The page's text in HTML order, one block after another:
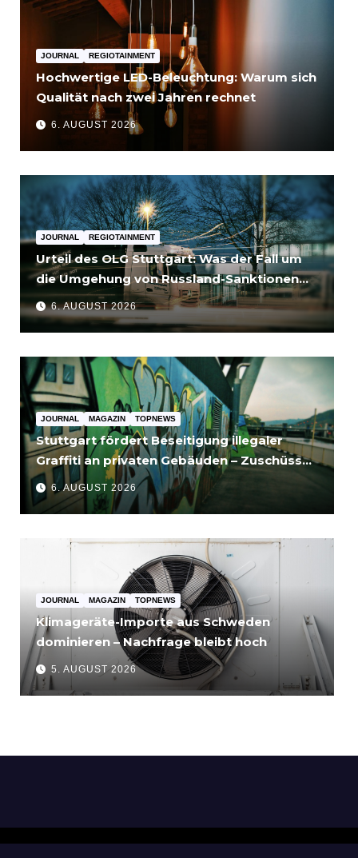
JOURNAL REGIOTAINMENT
Hochwertige LED-Beleuchtung: Warum sich
Qualität nach zwei Jahren rechnet
6. AUGUST 2026
JOURNAL REGIOTAINMENT
Urteil des OLG Stuttgart: Was der Fall um
die Umgehung von Russland-Sanktionen
für Unternehmen bedeutet
6. AUGUST 2026
JOURNAL MAGAZIN TOPNEWS
Stuttgart fördert Beseitigung illegaler
Graffiti an privaten Gebäuden – Zuschüsse
bis 3.500 Euro
6. AUGUST 2026
JOURNAL MAGAZIN TOPNEWS
Klimageräte-Importe aus Schweden
dominieren – Nachfrage bleibt hoch
5. AUGUST 2026